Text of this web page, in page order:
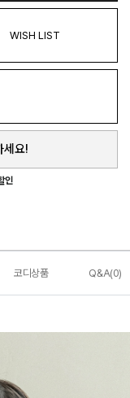
WISH LIST
세요!
인
코디상품 Q&A(0)